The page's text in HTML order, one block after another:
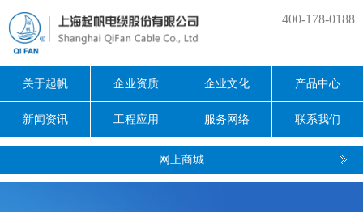
400-178-0188
关于起帆 企业资质 企业文化 产品中心
新闻资讯 工程应用 服务网络 联系我们
网上商城